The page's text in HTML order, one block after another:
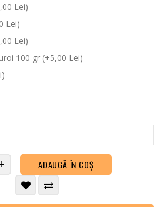
Lei)
Lei)
Lei)
100 gr (+5,00 Lei)
ADAUGĂ ÎN COŞ